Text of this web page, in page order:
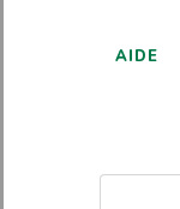
AIDE